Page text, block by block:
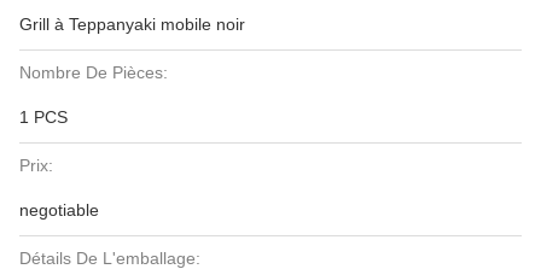
Grill à Teppanyaki mobile noir
Nombre De Pièces:
1 PCS
Prix:
negotiable
Détails De L'emballage: